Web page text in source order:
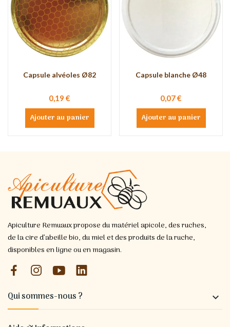
Capsule alvéoles Ø82
0,19 €
Ajouter au panier
Capsule blanche Ø48
0,07 €
Ajouter au panier
Apiculture Remuaux propose du matériel apicole, des ruches,
de la cire d’abeille bio, du miel et des produits de la ruche,
disponibles en ligne ou en magasin.
Qui sommes-nous ? 